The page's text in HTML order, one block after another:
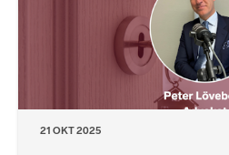
21 OKT 2025